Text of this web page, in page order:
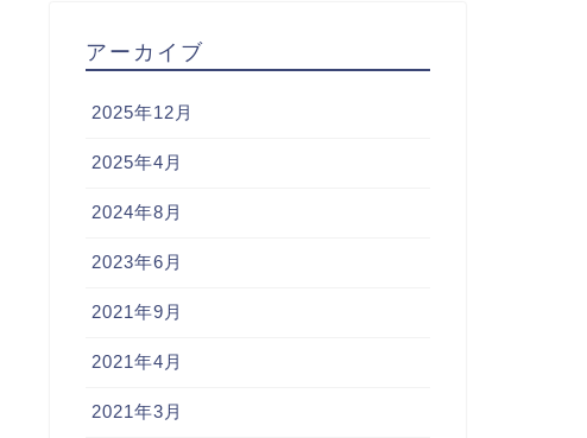
アーカイブ
2025年12月
2025年4月
2024年8月
2023年6月
2021年9月
2021年4月
2021年3月